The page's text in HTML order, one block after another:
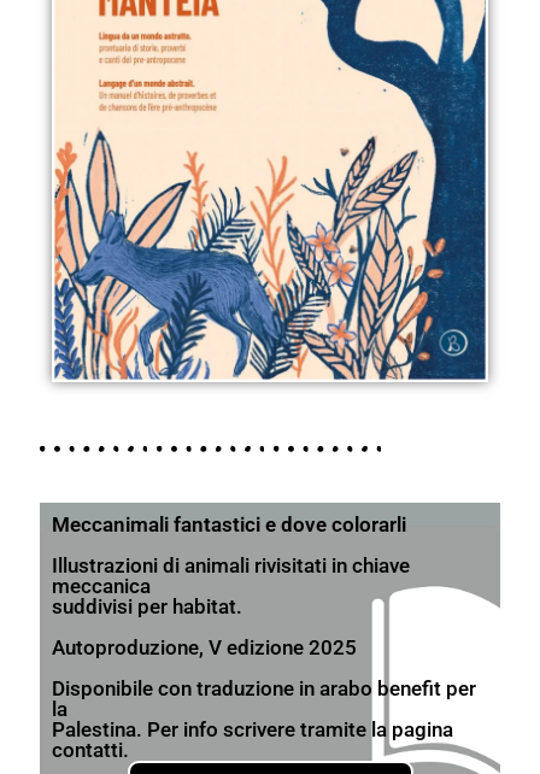
Meccanimali fantastici e dove colorarli
Illustrazioni di animali rivisitati in chiave
meccanica
suddivisi per habitat.
Autoproduzione, V edizione 2025
Disponibile con traduzione in arabo benefit per
la
Palestina. Per info scrivere tramite la pagina
contatti.